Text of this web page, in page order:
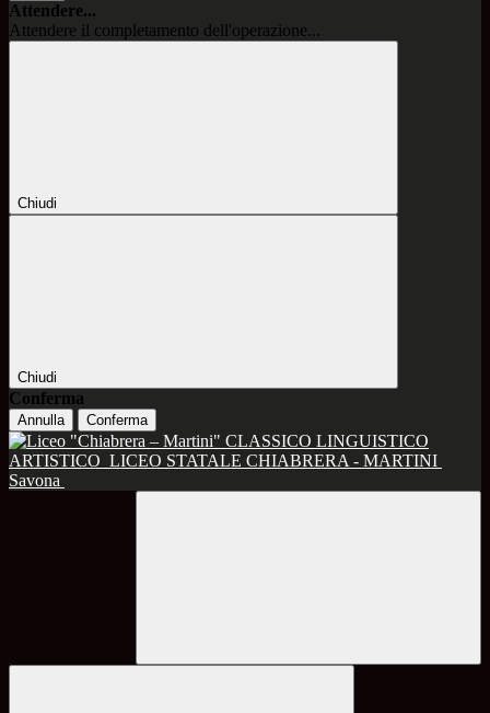
Attendere...
Attendere il completamento dell'operazione...
Chiudi
Chiudi
Conferma
Annulla Conferma
CLASSICO LINGUISTICO
ARTISTICO LICEO STATALE CHIABRERA - MARTINI
Savona